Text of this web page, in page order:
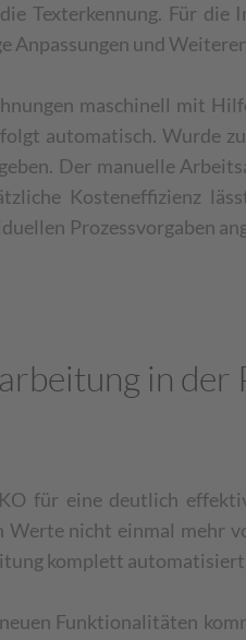
Texterkennung. Für
und
maschinell mit
automatisch. Wurde
Der manuelle
Kosteneffizienz
Prozessvorgaben
in der
für eine deutlich
Werte nicht einmal
komplett automatisiert
Funktionalitäten